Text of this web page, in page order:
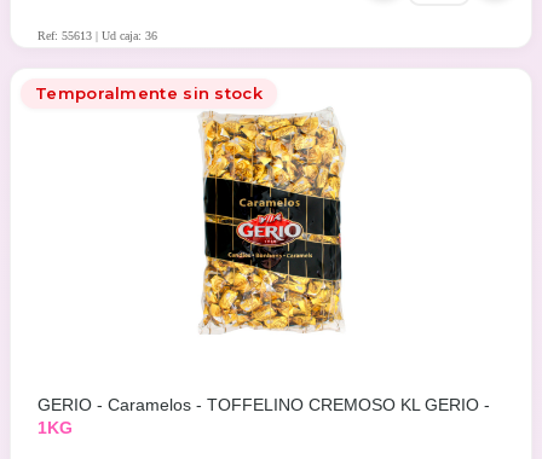
Ref: 55613 | Ud caja: 36
Temporalmente sin stock
GERIO - Caramelos - TOFFELINO CREMOSO KL GERIO -
1KG